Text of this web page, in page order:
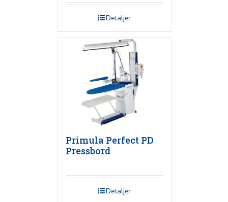
Detaljer
Primula Perfect PD
Pressbord
Detaljer